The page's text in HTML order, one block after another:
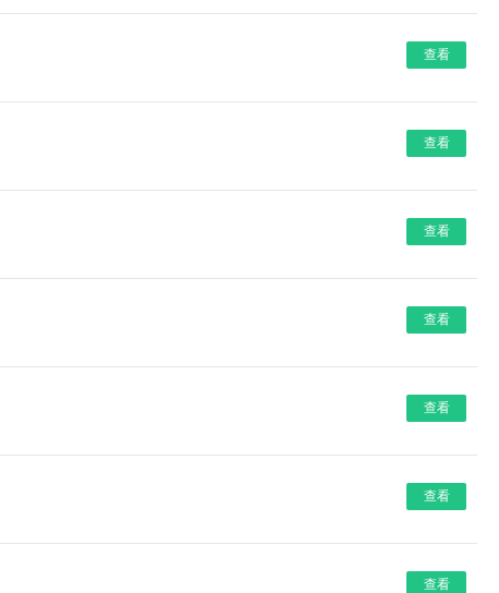
查看
查看
查看
查看
查看
查看
查看